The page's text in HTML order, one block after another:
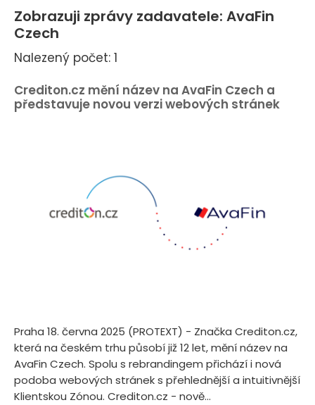
Zobrazuji zprávy zadavatele: AvaFin
Czech
Nalezený počet: 1
Crediton.cz mění název na AvaFin Czech a
představuje novou verzi webových stránek
Praha 18. června 2025 (PROTEXT) - Značka Crediton.cz,
která na českém trhu působí již 12 let, mění název na
AvaFin Czech. Spolu s rebrandingem přichází i nová
podoba webových stránek s přehlednější a intuitivnější
Klientskou Zónou. Crediton.cz - nově...